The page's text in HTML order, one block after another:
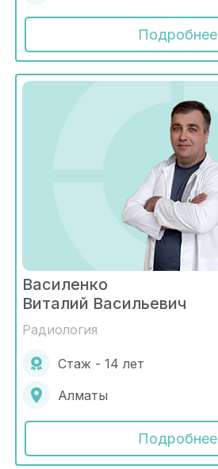
Подробнее
Василенко
Виталий Васильевич
Радиология
Стаж - 14 лет
Алматы
Подробнее